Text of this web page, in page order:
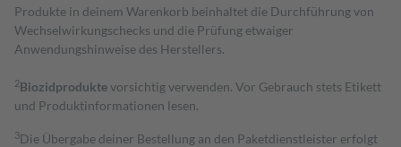
Produkte in deinem Warenkorb beinhaltet die Durchführung von
Wechselwirkungschecks und die Prüfung etwaiger
Anwendungshinweise des Herstellers.
2Biozidproduktevorsichtig verwenden. Vor Gebrauch stets Etikett
und Produktinformationen lesen.
3Die Übergabe deiner Bestellung an den Paketdienstleister erfolgt